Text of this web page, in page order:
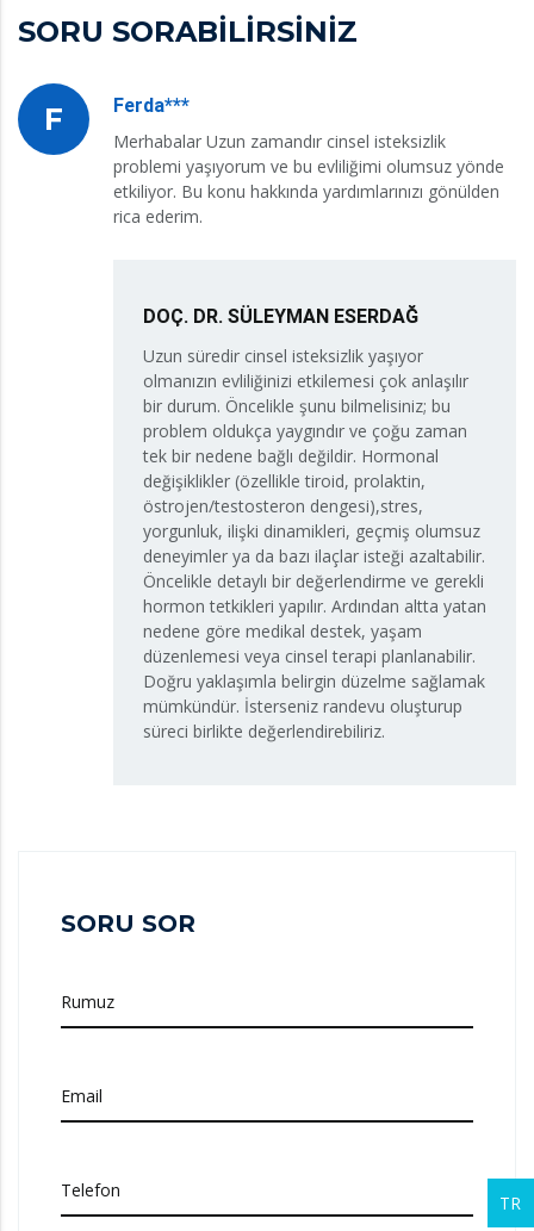
SORU SORABİLİRSİNİZ
F Ferda***
Merhabalar Uzun zamandır cinsel isteksizlik
problemi yaşıyorum ve bu evliliğimi olumsuz yönde
etkiliyor. Bu konu hakkında yardımlarınızı gönülden
rica ederim.
DOÇ. DR. SÜLEYMAN ESERDAĞ
Uzun süredir cinsel isteksizlik yaşıyor
olmanızın evliliğinizi etkilemesi çok anlaşılır
bir durum. Öncelikle şunu bilmelisiniz; bu
problem oldukça yaygındır ve çoğu zaman
tek bir nedene bağlı değildir. Hormonal
değişiklikler (özellikle tiroid, prolaktin,
östrojen/testosteron dengesi),stres,
yorgunluk, ilişki dinamikleri, geçmiş olumsuz
deneyimler ya da bazı ilaçlar isteği azaltabilir.
Öncelikle detaylı bir değerlendirme ve gerekli
hormon tetkikleri yapılır. Ardından altta yatan
nedene göre medikal destek, yaşam
düzenlemesi veya cinsel terapi planlanabilir.
Doğru yaklaşımla belirgin düzelme sağlamak
mümkündür. İsterseniz randevu oluşturup
süreci birlikte değerlendirebiliriz.
SORU SOR
Rumuz
Email
Telefon
TR